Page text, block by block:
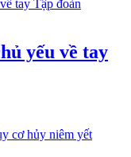
yếu về tay